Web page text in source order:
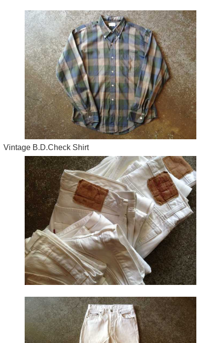
Vintage B.D.Check Shirt